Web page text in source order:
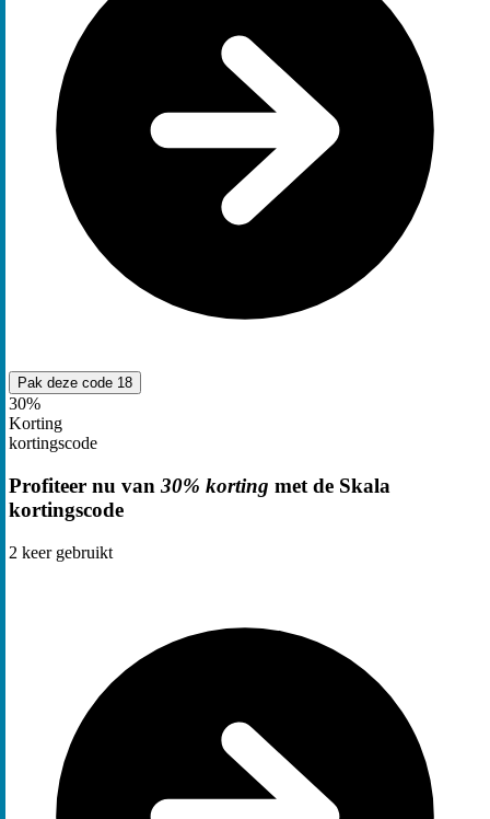
Pak deze code 18
30%
Korting
kortingscode
Profiteer nu van 30% korting met de Skala
kortingscode
2 keer gebruikt